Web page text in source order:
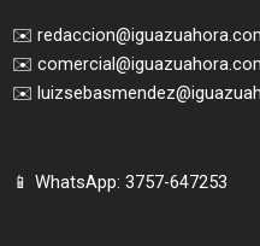
✉️
✉️
✉️
📱 WhatsApp: 3757-647253